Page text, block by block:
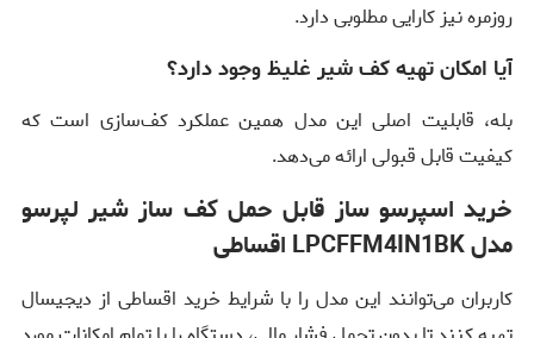
روزمره نیز کارایی مطلوبی دارد.
آیا امکان تهیه کف شیر غلیظ وجود دارد؟
بله، قابلیت اصلی این مدل همین عملکرد کف‌سازی است که
کیفیت قابل قبولی ارائه می‌دهد.
خرید اسپرسو ساز قابل حمل کف ساز شیر لپرسو
مدل LPCFFM4IN1BK اقساطی
کاربران می‌توانند این مدل را با شرایط خرید اقساطی از دیجیسال